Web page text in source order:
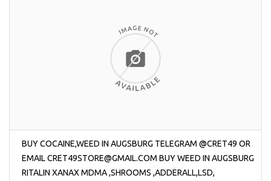
BUY COCAINE,WEED IN AUGSBURG TELEGRAM @CRET49 OR
EMAIL CRET49STORE@GMAIL.COM BUY WEED IN AUGSBURG
RITALIN XANAX MDMA ,SHROOMS ,ADDERALL,LSD,